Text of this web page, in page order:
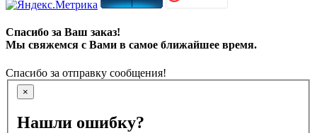
Спасибо за Ваш заказ!
Мы свяжемся с Вами в самое ближайшее время.
Спасибо за отправку сообщения!
×
Нашли ошибку?